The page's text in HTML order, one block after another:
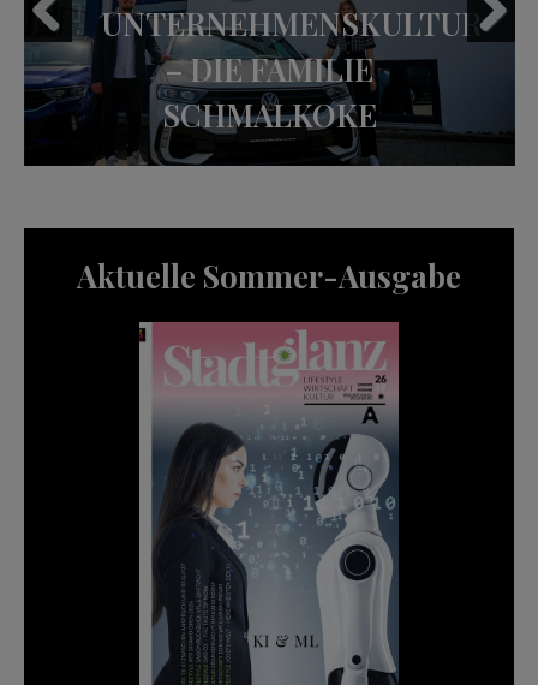
UNTERNEHMENSKULTUR
– DIE FAMILIE
SCHMALKOKE
Previous
Aktuelle Sommer-Ausgabe